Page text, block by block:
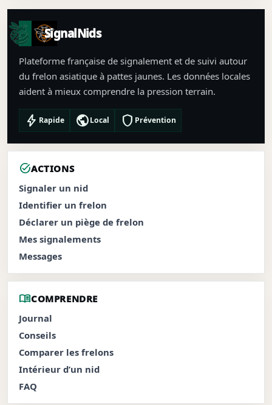
SignalNids
Plateforme française de signalement et de suivi autour
du frelon asiatique à pattes jaunes. Les données locales
aident à mieux comprendre la pression terrain.
bolt Rapide publicLocal shield Prévention
task_altACTIONS
Signaler un nid
Identifier un frelon
Déclarer un piège de frelon
Mes signalements
Messages
menu_bookCOMPRENDRE
Journal
Conseils
Comparer les frelons
Intérieur d’un nid
FAQ